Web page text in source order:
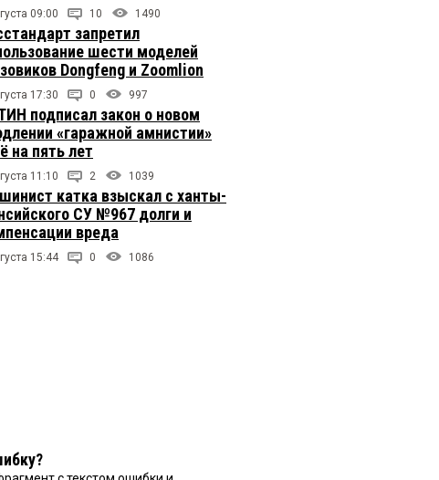
09:00 10 1490
запретил
шести моделей
Dongfeng и Zoomlion
17:30 0 997
подписал закон о новом
«гаражной амнистии»
на пять лет
11:10 2 1039
катка взыскал с ханты-
СУ №967 долги и
вреда
15:44 0 1086